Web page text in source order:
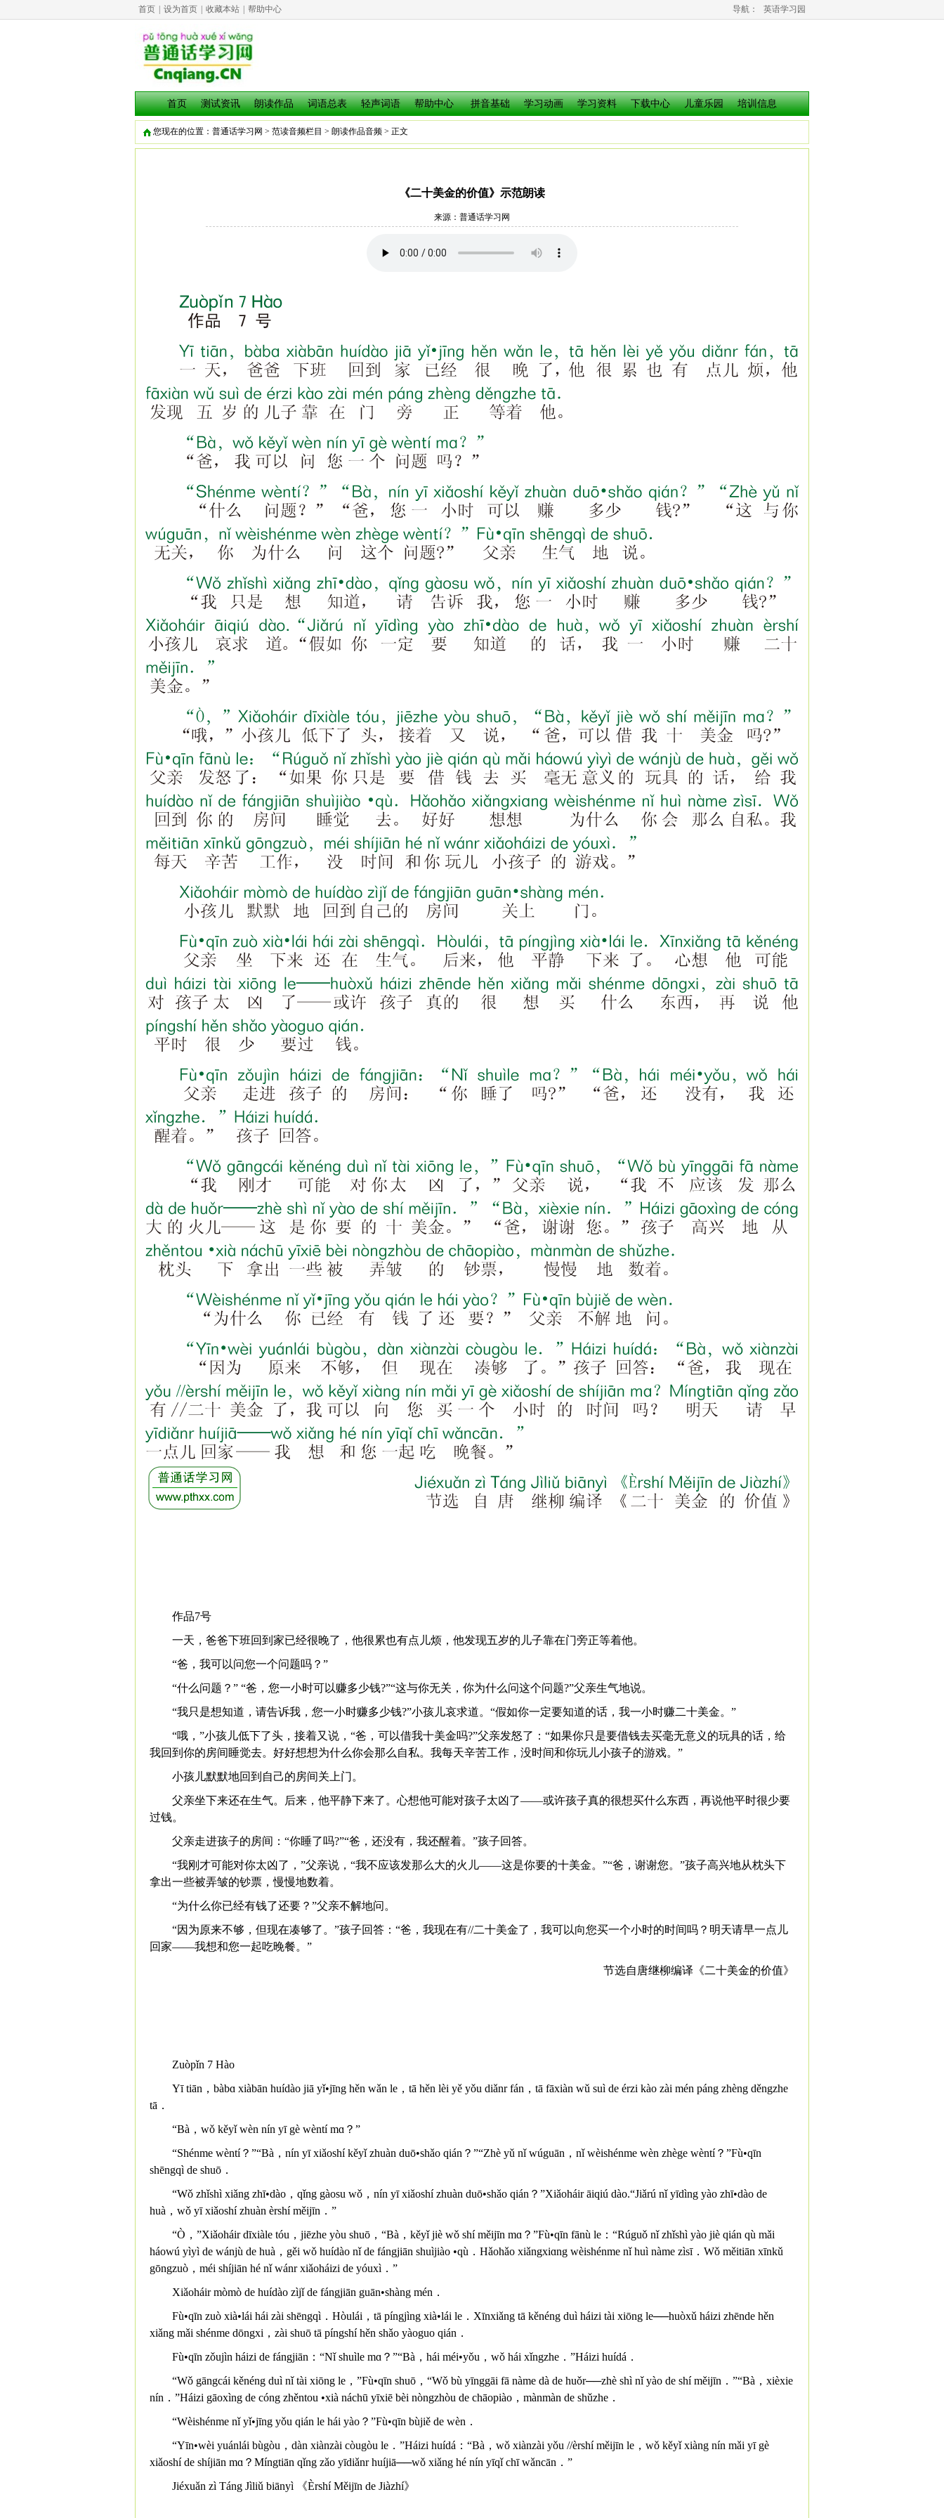
首页 设为首页 收藏本站 帮助中心 导航： 英语学习园
首页 测试资讯 朗读作品 词语总表 轻声词语 帮助中心 拼音基础 学习动画 学习资料 下载中心 儿童乐园 培训信息
您现在的位置： 普通话学习网 > 范读音频栏目 > 朗读作品音频 > 正文
《二十美金的价值》示范朗读
来源： 普通话学习网
作品7号
一天，爸爸下班回到家已经很晚了，他很累也有点儿烦，他发现五岁的儿子靠在门旁正等着他。
“爸，我可以问您一个问题吗？”
“什么问题？” “爸，您一小时可以赚多少钱?”“这与你无关，你为什么问这个问题?”父亲生气地说。
“我只是想知道，请告诉我，您一小时赚多少钱?”小孩儿哀求道。“假如你一定要知道的话，我一小时赚二十美金。”
“哦，”小孩儿低下了头，接着又说，“爸，可以借我十美金吗?”父亲发怒了：“如果你只是要借钱去买毫无意义的玩具的话，给
我回到你的房间睡觉去。好好想想为什么你会那么自私。我每天辛苦工作，没时间和你玩儿小孩子的游戏。”
小孩儿默默地回到自己的房间关上门。
父亲坐下来还在生气。后来，他平静下来了。心想他可能对孩子太凶了——或许孩子真的很想买什么东西，再说他平时很少要
过钱。
父亲走进孩子的房间：“你睡了吗?”“爸，还没有，我还醒着。”孩子回答。
“我刚才可能对你太凶了，”父亲说，“我不应该发那么大的火儿——这是你要的十美金。”“爸，谢谢您。”孩子高兴地从枕头下
拿出一些被弄皱的钞票，慢慢地数着。
“为什么你已经有钱了还要？”父亲不解地问。
“因为原来不够，但现在凑够了。”孩子回答：“爸，我现在有//二十美金了，我可以向您买一个小时的时间吗？明天请早一点儿
回家——我想和您一起吃晚餐。”
节选自唐继柳编译《二十美金的价值》
Zuòpǐn 7 Hào
Yī tiān，bàbɑ xiàbān huídào jiā yǐ•jīng hěn wǎn le，tā hěn lèi yě yǒu diǎnr fán，tā fāxiàn wǔ suì de érzi kào zài mén páng zhèng děngzhe
tā．
“Bà，wǒ kěyǐ wèn nín yī gè wèntí mɑ？”
“Shénme wèntí？”“Bà，nín yī xiǎoshí kěyǐ zhuàn duō•shǎo qián？”“Zhè yǔ nǐ wúguān，nǐ wèishénme wèn zhège wèntí？”Fù•qīn
shēngqì de shuō．
“Wǒ zhǐshì xiǎng zhī•dào，qǐng gàosu wǒ，nín yī xiǎoshí zhuàn duō•shǎo qián？”Xiǎoháir āiqiú dào.“Jiǎrú nǐ yīdìng yào zhī•dào de
huà，wǒ yī xiǎoshí zhuàn èrshí měijīn．”
“Ò，”Xiǎoháir dīxiàle tóu，jiēzhe yòu shuō，“Bà，kěyǐ jiè wǒ shí měijīn mɑ？”Fù•qīn fānù le：“Rúguǒ nǐ zhǐshì yào jiè qián qù mǎi
háowú yìyì de wánjù de huà，gěi wǒ huídào nǐ de fángjiān shuìjiào •qù．Hǎohǎo xiǎngxiɑng wèishénme nǐ huì nàme zìsī．Wǒ měitiān xīnkǔ
gōngzuò，méi shíjiān hé nǐ wánr xiǎoháizi de yóuxì．”
Xiǎoháir mòmò de huídào zìjǐ de fángjiān guān•shàng mén．
Fù•qīn zuò xià•lái hái zài shēngqì．Hòulái，tā píngjìng xià•lái le．Xīnxiǎng tā kěnéng duì háizi tài xiōng le──huòxǔ háizi zhēnde hěn
xiǎng mǎi shénme dōngxi，zài shuō tā píngshí hěn shǎo yàoguo qián．
Fù•qīn zǒujìn háizi de fángjiān：“Nǐ shuìle mɑ？”“Bà，hái méi•yǒu，wǒ hái xǐngzhe．”Háizi huídá．
“Wǒ gāngcái kěnéng duì nǐ tài xiōng le，”Fù•qīn shuō，“Wǒ bù yīnggāi fā nàme dà de huǒr──zhè shì nǐ yào de shí měijīn．”“Bà，xièxie
nín．”Háizi gāoxìng de cóng zhěntou •xià náchū yīxiē bèi nòngzhòu de chāopiào，mànmàn de shǔzhe．
“Wèishénme nǐ yǐ•jīng yǒu qián le hái yào？”Fù•qīn bùjiě de wèn．
“Yīn•wèi yuánlái bùgòu，dàn xiànzài còugòu le．”Háizi huídá：“Bà，wǒ xiànzài yǒu //èrshí měijīn le，wǒ kěyǐ xiàng nín mǎi yī gè
xiǎoshí de shíjiān mɑ？Míngtiān qǐng zǎo yīdiǎnr huíjiā──wǒ xiǎng hé nín yīqǐ chī wǎncān．”
Jiéxuǎn zì Táng Jìliǔ biānyì 《Èrshí Měijīn de Jiàzhí》